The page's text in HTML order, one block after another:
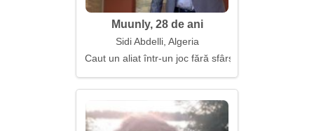
Muunly, 28 de ani
Sidi Abdelli, Algeria
Caut un aliat într-un joc fără sfârșit